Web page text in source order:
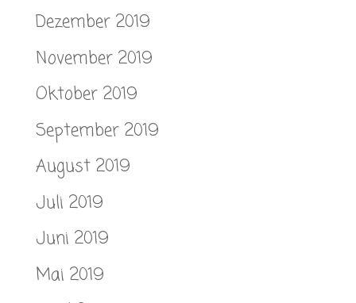
Dezember 2019
November 2019
Oktober 2019
September 2019
August 2019
Juli 2019
Juni 2019
Mai 2019